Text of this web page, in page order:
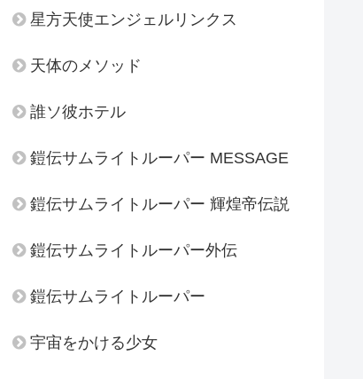
星方天使エンジェルリンクス
天体のメソッド
誰ソ彼ホテル
鎧伝サムライトルーパー MESSAGE
鎧伝サムライトルーパー 輝煌帝伝説
鎧伝サムライトルーパー外伝
鎧伝サムライトルーパー
宇宙をかける少女